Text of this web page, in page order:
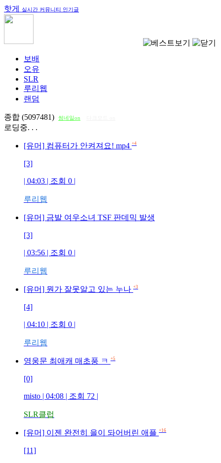
핫게 실시간 커뮤니티 인기글
보배
오유
SLR
루리웹
랜덤
종합 (5097481) 썸네일on
로딩중. . .
[유머] 컴퓨터가 안켜져요! mp4 +4
[3]
| 04:03 | 조회 0 |
루리웹
[유머] 금발 여우소녀 TSF 판데믹 발생
[3]
| 03:56 | 조회 0 |
루리웹
[유머] 뭔가 잘못알고 있는 누나 +3
[4]
| 04:10 | 조회 0 |
루리웹
영웅문 최애캐 매초풍 ㅋ +5
[0]
misto | 04:08 | 조회 72 |
SLR클럽
[유머] 이젠 완전히 을이 돠어버린 애플 +16
[11]